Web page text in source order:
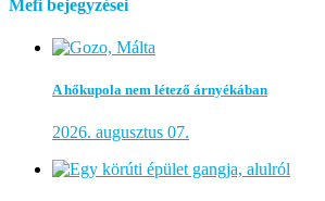
Mefi bejegyzései
A hőkupola nem létező árnyékában
2026. augusztus 07.